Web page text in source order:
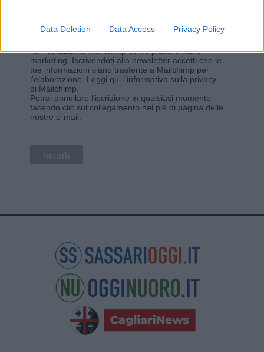
Data Deletion Data Access Privacy Policy
Utilizziamo Mailchimp come piattaforma di
marketing. Iscrivendoti alla newsletter accetti che le
tue informazioni siano trasferite a Mailchimp per
l'elaborazione. Leggi qui l'informativa sulla privacy
di Mailchimp
Potrai annullare l'iscrizione in qualsiasi momento
facendo clic sul collegamento nel piè di pagina delle
nostre e-mail.